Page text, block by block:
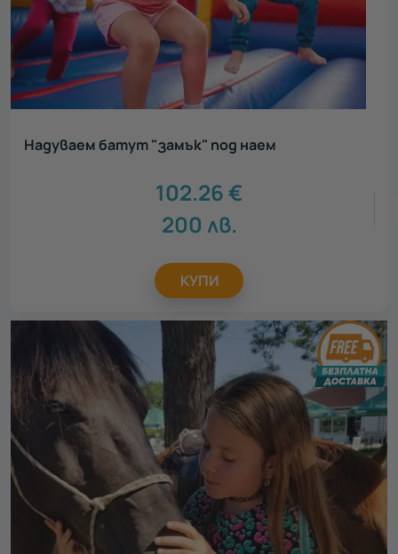
Надуваем батут "замък" под наем
102.26€
200 лв.
КУПИ